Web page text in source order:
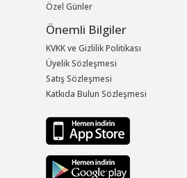
Özel Günler
Önemli Bilgiler
KVKK ve Gizlilik Politikası
Üyelik Sözleşmesi
Satış Sözleşmesi
Katkıda Bulun Sözleşmesi